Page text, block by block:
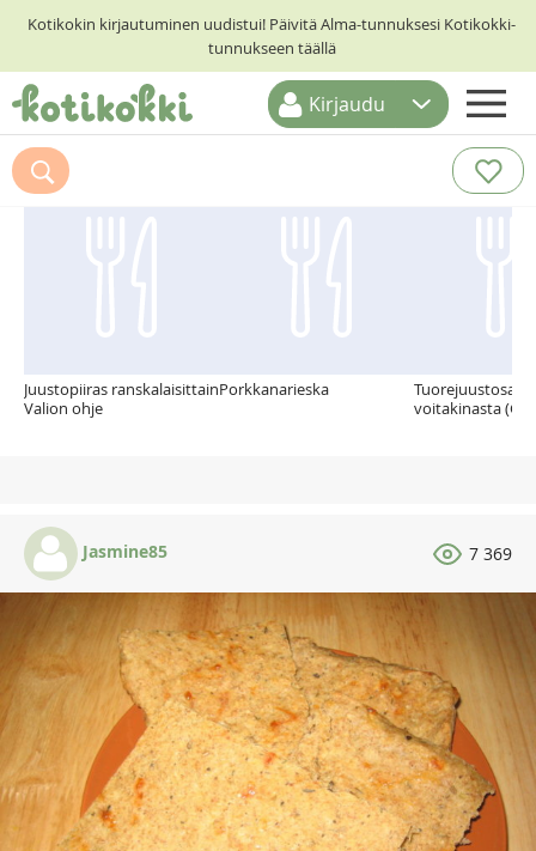
Kotikokin kirjautuminen uudistui! Päivitä Alma-tunnuksesi Kotikokki-
tunnukseen täällä
ETUSIVU
RESEPTIHAKU
Kirjaudu
Suosittelemme myös
Juustopiiras ranskalaisittain
Valion ohje
Porkkanarieska
voitakinasta (G)
Jasmine85 7 369